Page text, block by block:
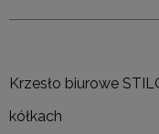
Krzesło biurowe
kółkach